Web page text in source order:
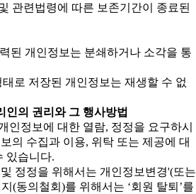
관련법령에 따른 보존기간이 종료된
된 개인정보는 분쇄하거나 소각을 통
로 저장된 개인정보는 재생할 수 없
인의 권리와 그 행사방법
인정보에 대한 열람, 정정을 요구하시
의 수집과 이용, 위탁 또는 제공에 대
있습니다.
정정을 위해서는 개인정보변경'(또는
(동의철회)를 위해서는 ‘회원 탈퇴’를